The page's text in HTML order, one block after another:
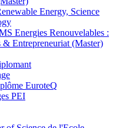
Energy, Science
Energies Renouvelables :
& Entrepreneuriat (Master)
EuroteQ
PEI